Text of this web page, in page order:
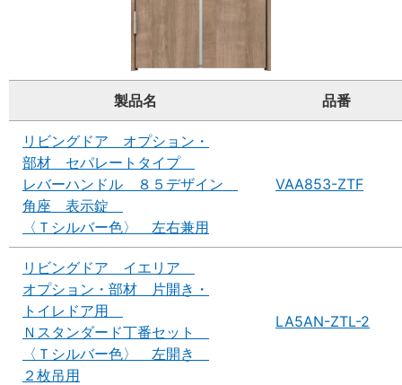
製品名 品番
リビングドア オプション・
部材 セパレートタイプ
レバーハンドル ８５デザイン
角座 表示錠
〈Ｔシルバー色〉 左右兼用
VAA853-ZTF
リビングドア イエリア
オプション・部材 片開き・
トイレドア用
Ｎスタンダード丁番セット
〈Ｔシルバー色〉 左開き
２枚吊用
LA5AN-ZTL-2